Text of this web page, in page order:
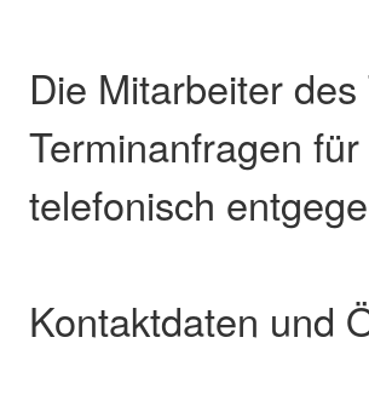
Die Mitarbeiter
Terminanfragen
telefonisch
Kontaktdaten und